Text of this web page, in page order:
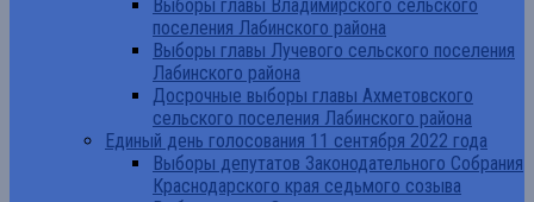
Выборы главы Владимирского сельского
поселения Лабинского района
Выборы главы Лучевого сельского поселения
Лабинского района
Досрочные выборы главы Ахметовского
сельского поселения Лабинского района
Единый день голосования 11 сентября 2022 года
Выборы депутатов Законодательного Собрания
Краснодарского края седьмого созыва